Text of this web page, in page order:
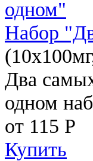
Набор
Два
одном
от 115 Р
Купить